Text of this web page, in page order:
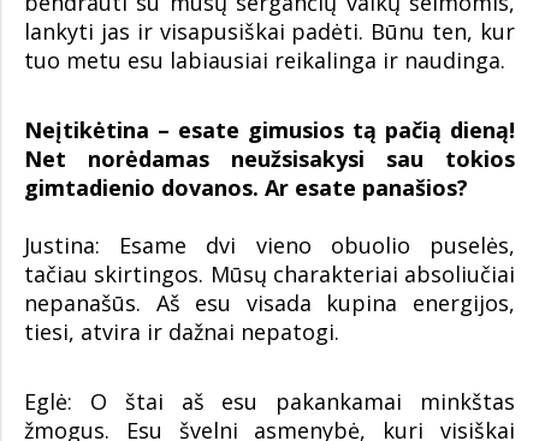
lankyti jas ir visapusiškai padėti. Būnu ten, kur
tuo metu esu labiausiai reikalinga ir naudinga.
Neįtikėtina – esate gimusios tą pačią dieną!
Net norėdamas neužsisakysi sau tokios
gimtadienio dovanos. Ar esate panašios?
Justina: Esame dvi vieno obuolio puselės,
tačiau skirtingos. Mūsų charakteriai absoliučiai
nepanašūs. Aš esu visada kupina energijos,
tiesi, atvira ir dažnai nepatogi.
Eglė: O štai aš esu pakankamai minkštas
žmogus. Esu švelni asmenybė, kuri visiškai